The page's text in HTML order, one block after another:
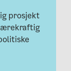
prosjekt